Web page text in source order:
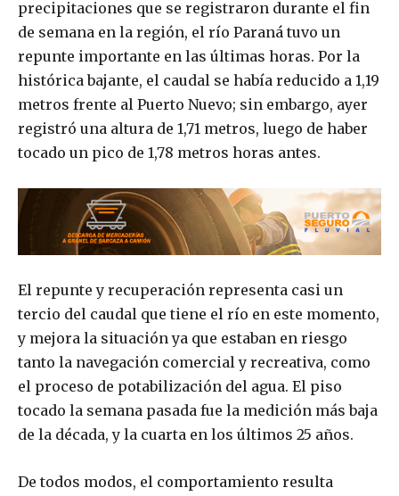
precipitaciones que se registraron durante el fin
de semana en la región, el río Paraná tuvo un
repunte importante en las últimas horas. Por la
histórica bajante, el caudal se había reducido a 1,19
metros frente al Puerto Nuevo; sin embargo, ayer
registró una altura de 1,71 metros, luego de haber
tocado un pico de 1,78 metros horas antes.
El repunte y recuperación representa casi un
tercio del caudal que tiene el río en este momento,
y mejora la situación ya que estaban en riesgo
tanto la navegación comercial y recreativa, como
el proceso de potabilización del agua. El piso
tocado la semana pasada fue la medición más baja
de la década, y la cuarta en los últimos 25 años.
De todos modos, el comportamiento resulta